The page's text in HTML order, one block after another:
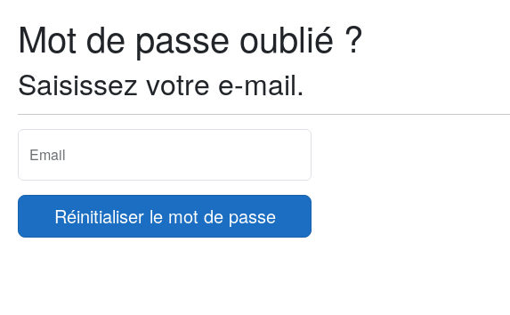
Mot de passe oublié ?
Saisissez votre e-mail.
Email
Réinitialiser le mot de passe